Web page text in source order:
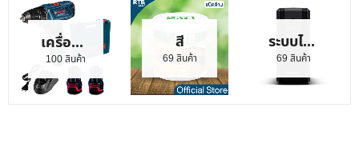
เครื่องมือช่าง
100 สินค้า
สี
69 สินค้า
ระบบไฟฟ้า
69 สินค้า